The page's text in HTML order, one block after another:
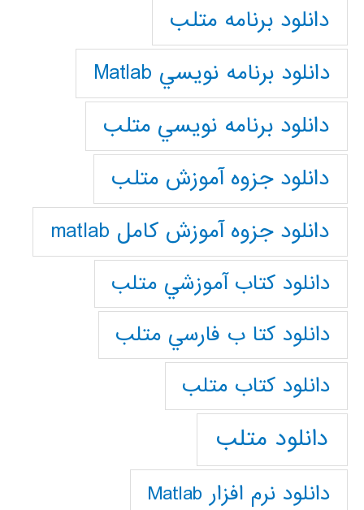
دانلود برنامه متلب
دانلود برنامه نويسي Matlab
دانلود برنامه نويسي متلب
دانلود جزوه آموزش متلب
دانلود جزوه آموزش کامل matlab
دانلود كتاب آموزشي متلب
دانلود كتا ب فارسي متلب
دانلود كتاب متلب
دانلود متلب
دانلود نرم افزار Matlab